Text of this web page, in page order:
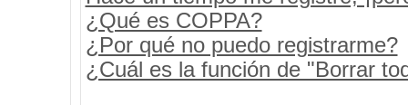
¿Qué es COPPA?
¿Por qué no puedo registrarme?
¿Cuál es la función de "Borrar